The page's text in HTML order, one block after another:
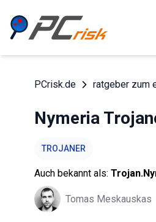
PCrisk.de ratgeber zum
Nymeria
TROJANER
Auch bekannt als:
Tomas Meskauskas